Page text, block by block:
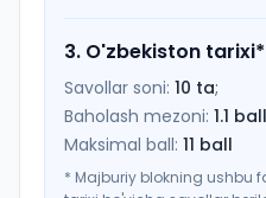
3. O'zbekiston tarixi*
Savollar soni: 10 ta;
Baholash mezoni: 1.1 ball
Maksimal ball: 11 ball
* Majburiy blokning ushbu